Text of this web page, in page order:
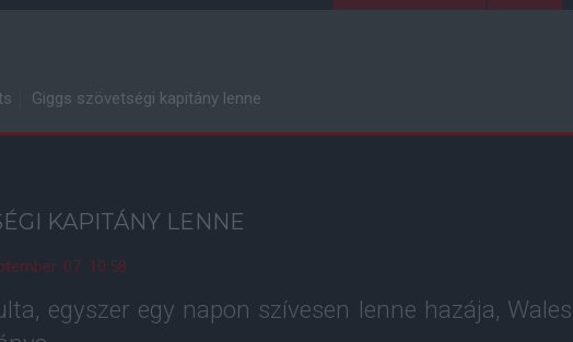
Giggs szövetségi kapitány lenne
KAPITÁNY LENNE
07. 10:58
egyszer egy napon szívesen lenne hazája, Wales